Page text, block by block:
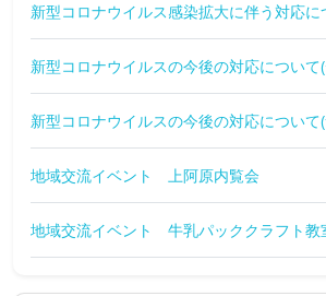
新型コロナウイルス感染拡大に伴う対応に
新型コロナウイルスの今後の対応について(
新型コロナウイルスの今後の対応について(
地域交流イベント 上阿原内覧会
地域交流イベント 牛乳パッククラフト教